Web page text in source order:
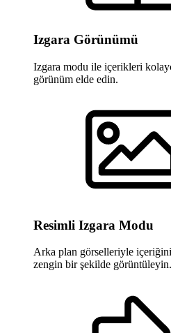
Izgara Görünümü
Izgara modu ile içerikleri
görünüm elde edin.
Resimli Izgara Modu
Arka plan görselleriyle
zengin bir şekilde görüntüleyin.